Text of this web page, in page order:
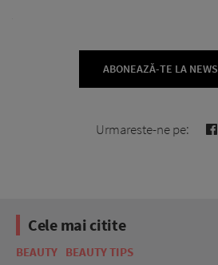
ABONEAZĂ-TE LA
Urmareste-ne pe:
Cele mai citite
BEAUTY BEAUTY TIPS